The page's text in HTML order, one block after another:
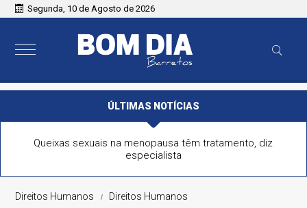
Segunda, 10 de Agosto de 2026
ÚLTIMAS NOTÍCIAS
Queixas sexuais na menopausa têm tratamento, diz
especialista
Direitos Humanos Direitos Humanos